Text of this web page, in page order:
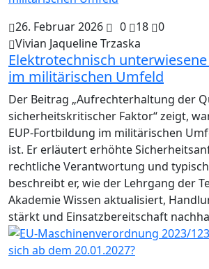
26. Februar 2026 0 18
0
Vivian Jaqueline Trzaska
Elektrotechnisch unterwiesene
im militärischen Umfeld
Der Beitrag „Aufrechterhaltung der
sicherheitskritischer Faktor“ zeigt,
EUP-Fortbildung im militärischen
ist. Er erläutert erhöhte
rechtliche Verantwortung und
beschreibt er, wie der Lehrgang der
Akademie Wissen aktualisiert,
stärkt und Einsatzbereitschaft